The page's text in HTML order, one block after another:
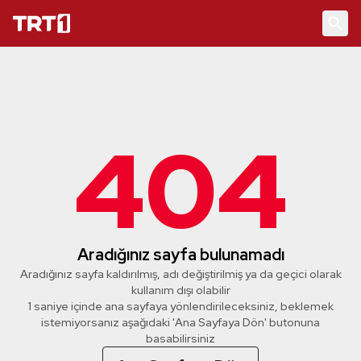
404
Aradığınız sayfa bulunamadı
Aradığınız sayfa kaldırılmış, adı değiştirilmiş ya da geçici olarak
kullanım dışı olabilir
1 saniye içinde ana sayfaya yönlendirileceksiniz, beklemek
istemiyorsanız aşağıdaki 'Ana Sayfaya Dön' butonuna
basabilirsiniz